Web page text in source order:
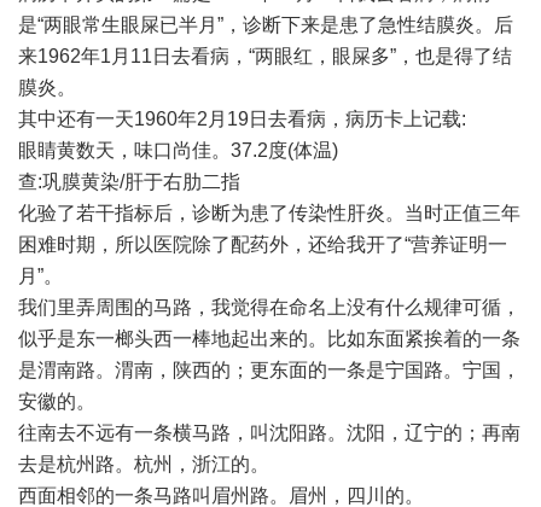
是“两眼常生眼屎已半月”，诊断下来是患了急性结膜炎。后
来1962年1月11日去看病，“两眼红，眼屎多”，也是得了结
膜炎。
其中还有一天1960年2月19日去看病，病历卡上记载:
眼睛黄数天，味口尚佳。37.2度(体温)
查:巩膜黄染/肝于右肋二指
化验了若干指标后，诊断为患了传染性肝炎。当时正值三年
困难时期，所以医院除了配药外，还给我开了“营养证明一
月”。
我们里弄周围的马路，我觉得在命名上没有什么规律可循，
似乎是东一榔头西一棒地起出来的。比如东面紧挨着的一条
是渭南路。渭南，陕西的；更东面的一条是宁国路。宁国，
安徽的。
往南去不远有一条横马路，叫沈阳路。沈阳，辽宁的；再南
去是杭州路。杭州，浙江的。
西面相邻的一条马路叫眉州路。眉州，四川的。